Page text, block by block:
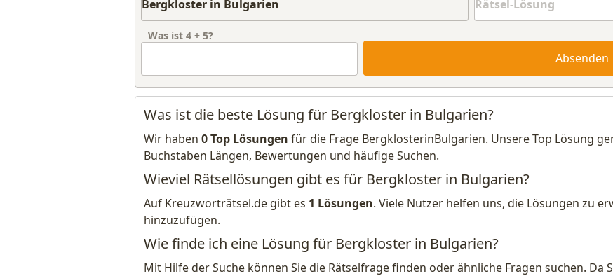
Was ist 4 + 5?
Absenden
Was ist die beste Lösung für Bergkloster in Bulgarien?
Wir haben 0 Top Lösungen für die Frage BergklosterinBulgarien. Unsere Top Lösung
Buchstaben Längen, Bewertungen und häufige Suchen.
Wieviel Rätsellösungen gibt es für Bergkloster in Bulgarien?
Auf Kreuzworträtsel.de gibt es 1 Lösungen. Viele Nutzer helfen uns, die Lösungen zu
hinzuzufügen.
Wie finde ich eine Lösung für Bergkloster in Bulgarien?
Mit Hilfe der Suche können Sie die Rätselfrage finden oder ähnliche Fragen suchen. Da